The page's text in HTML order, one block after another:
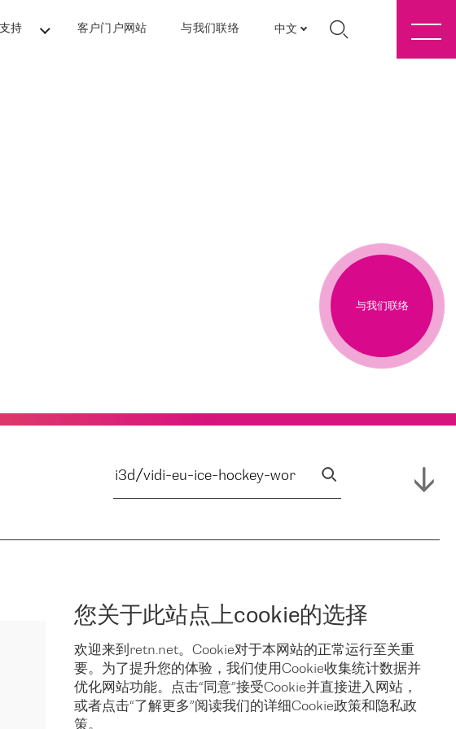
支持 客户门户网站 与我们联络 中文
您关于此站点上cookie的选择
欢迎来到retn.net。Cookie对于本网站的正常运行至关重
要。为了提升您的体验，我们使用Cookie收集统计数据并
优化网站功能。点击“同意”接受Cookie并直接进入网站，
或者点击“了解更多”阅读我们的详细Cookie政策和隐私政
策。
与我们联络